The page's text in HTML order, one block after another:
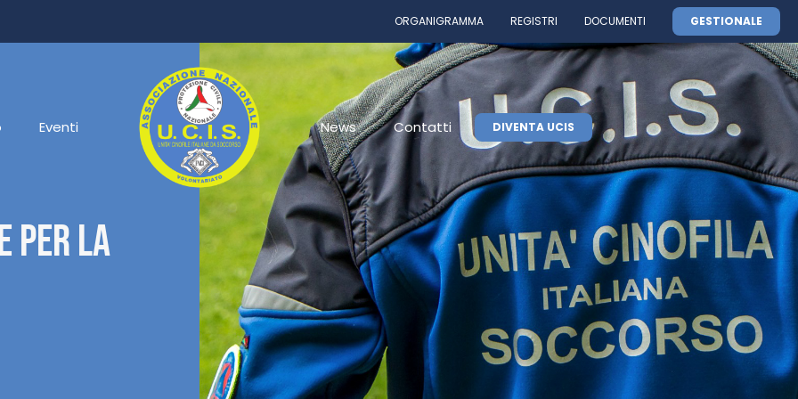
ORGANIGRAMMA REGISTRI DOCUMENTI GESTIONALE
Eventi News Contatti DIVENTA UCIS
Per La